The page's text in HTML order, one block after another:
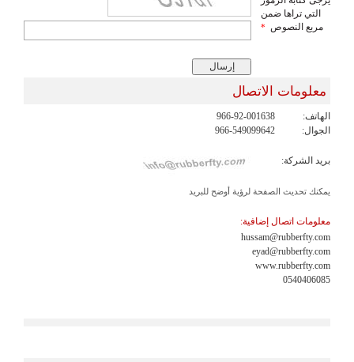
التي تراها ضمن
مربع النصوص *
معلومات الاتصال
الهاتف:
966-92-001638
الجوال:
966-549099642
بريد الشركة:
يمكنك تحديث الصفحة لرؤية أوضح للبريد
معلومات اتصال إضافية:
hussam@rubberfty.com
eyad@rubberfty.com
www.rubberfty.com
0540406085